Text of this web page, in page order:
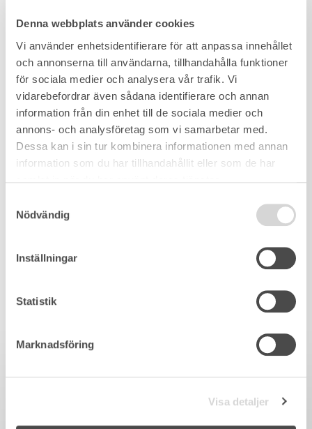
Denna webbplats använder cookies
Vi använder enhetsidentifierare för att anpassa innehållet
och annonserna till användarna, tillhandahålla funktioner
för sociala medier och analysera vår trafik. Vi
vidarebefordrar även sådana identifierare och annan
information från din enhet till de sociala medier och
annons- och analysföretag som vi samarbetar med.
Dessa kan i sin tur kombinera informationen med annan
information som du har tillhandahållit eller som de har
Nödvändig
Inställningar
Statistik
Marknadsföring
Visa detaljer